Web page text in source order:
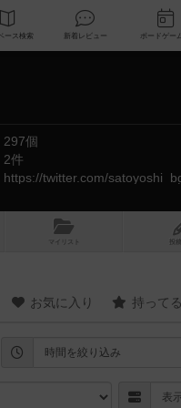
データベース 検索 新着レビュー
297個
2件
https://twitter.com/
マイリスト 投
お気に入り 持ってる